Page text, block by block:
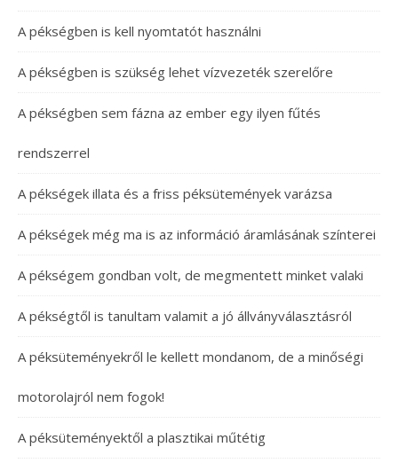
A pékségben is kell nyomtatót használni
A pékségben is szükség lehet vízvezeték szerelőre
A pékségben sem fázna az ember egy ilyen fűtés
rendszerrel
A pékségek illata és a friss péksütemények varázsa
A pékségek még ma is az információ áramlásának színterei
A pékségem gondban volt, de megmentett minket valaki
A pékségtől is tanultam valamit a jó állványválasztásról
A péksüteményekről le kellett mondanom, de a minőségi
motorolajról nem fogok!
A péksüteményektől a plasztikai műtétig